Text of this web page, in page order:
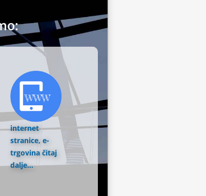
internet
stranice, e-
trgovina čitaj
dalje...